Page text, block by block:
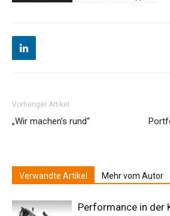
Vorheriger Artikel
„Wir machen’s rund“
Verwandte Artikel Mehr vom Autor
Performance in der